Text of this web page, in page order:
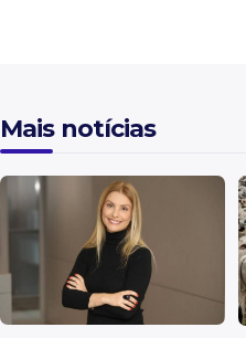
Mais notícias